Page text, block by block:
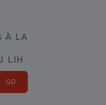
À LA
LIH